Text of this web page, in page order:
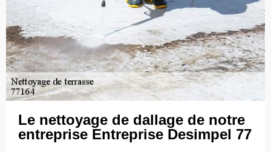
Le nettoyage de dallage de notre
entreprise Entreprise Desimpel 77